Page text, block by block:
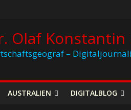
Olaf Konstantin
–
AUSTRALIEN DIGITALBLOG